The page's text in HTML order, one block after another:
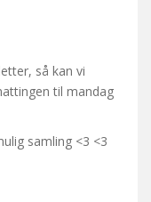
så kan vi
til mandag
samling <3 <3